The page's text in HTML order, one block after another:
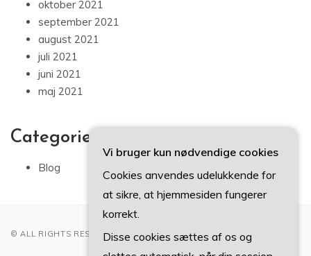
oktober 2021
september 2021
august 2021
juli 2021
juni 2021
maj 2021
Categories
Blog
© ALL RIGHTS RESERVED 2022
Vi bruger kun nødvendige cookies
Cookies anvendes udelukkende for
at sikre, at hjemmesiden fungerer
korrekt.
Disse cookies sættes af os og